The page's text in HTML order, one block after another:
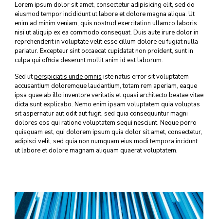
Lorem ipsum dolor sit amet, consectetur adipisicing elit, sed do
eiusmod tempor incididunt ut labore et dolore magna aliqua. Ut
enim ad minim veniam, quis nostrud exercitation ullamco laboris
nisi ut aliquip ex ea commodo consequat. Duis aute irure dolor in
reprehenderit in voluptate velit esse cillum dolore eu fugiat nulla
pariatur. Excepteur sint occaecat cupidatat non proident, sunt in
culpa qui officia deserunt mollit anim id est laborum.
Sed utperspiciatis unde omnis iste natus error sit voluptatem
accusantium doloremque laudantium, totam rem aperiam, eaque
ipsa quae ab illo inventore veritatis et quasi architecto beatae vitae
dicta sunt explicabo. Nemo enim ipsam voluptatem quia voluptas
sit aspernatur aut odit aut fugit, sed quia consequuntur magni
dolores eos qui ratione voluptatem sequi nesciunt. Neque porro
quisquam est, qui dolorem ipsum quia dolor sit amet, consectetur,
adipisci velit, sed quia non numquam eius modi tempora incidunt
ut labore et dolore magnam aliquam quaerat voluptatem.